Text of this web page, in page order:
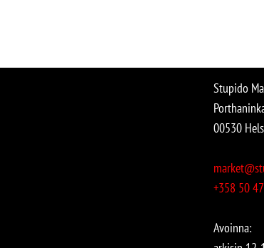
Stupido
00530
+358 50
Avoinna: